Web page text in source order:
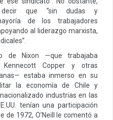
que “sin dudas y
de los trabajadores
al liderazgo marxista,
de Nixon —que trabajaba
Kennecott Copper y otras
estaba inmerso en su
la economía de Chile y
industrias en las
tenían una participación
de 1972, O’Neill le comentó a